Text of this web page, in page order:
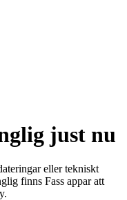
just nu
eller tekniskt
finns Fass appar att